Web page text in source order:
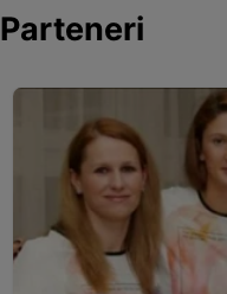
Parteneri